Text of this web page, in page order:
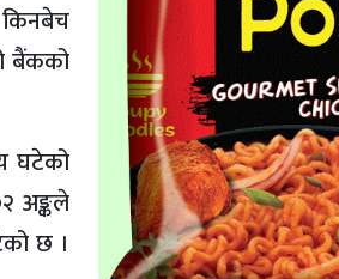
बैंकको
घटेको
अङ्कले
छ ।